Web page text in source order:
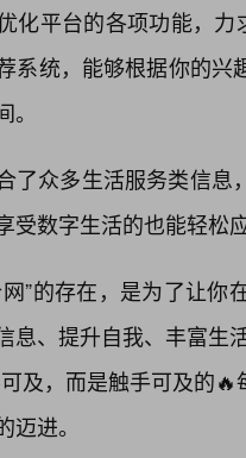
化平台的各项功能，
系统，能够根据你的
了众多生活服务类信
受数字生活的也能轻松
网”的存在，是为了让
息、提升自我、丰富生
及，而是触手可及的
迈进。